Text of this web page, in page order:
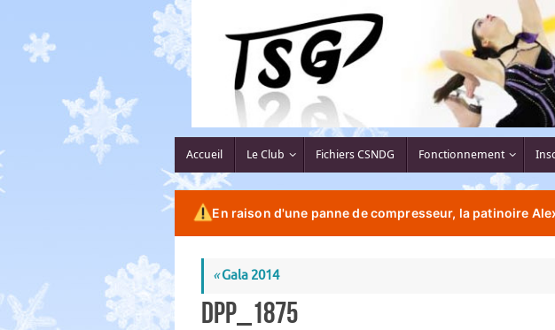
contenu
contenu
Accueil Le Club Fichiers CSNDG Fonctionnement
En raison d'une panne de compresseur, la patinoire
«Gala 2014
DPP_1875